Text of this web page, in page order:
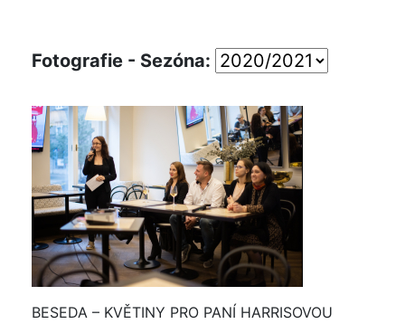
Fotografie - Sezóna:
BESEDA – KVĚTINY PRO PANÍ HARRISOVOU